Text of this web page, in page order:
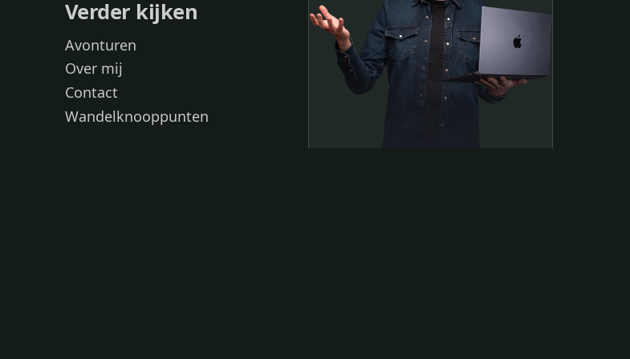
Verder kijken
Avonturen
Over mij
Contact
Wandelknooppunten